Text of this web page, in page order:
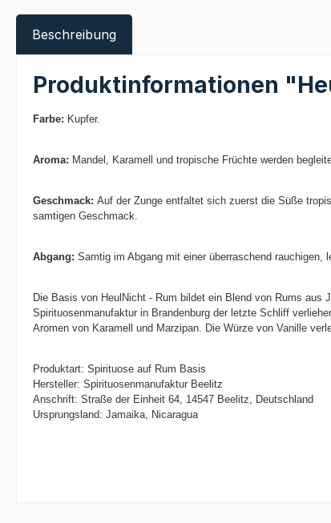
Beschreibung
Produktinformationen
Farbe: Kupfer.
Aroma: Mandel, Karamell und tropische Früchte werden
Geschmack: Auf der Zunge entfaltet sich zuerst die Süße
samtigen Geschmack.
Abgang: Samtig im Abgang mit einer überraschend rauchigen,
Die Basis von HeulNicht - Rum bildet ein Blend von Rums aus
Spirituosenmanufaktur in Brandenburg der letzte Schliff
Aromen von Karamell und Marzipan. Die Würze von Vanille
Produktart: Spirituose auf Rum Basis
Hersteller: Spirituosenmanufaktur Beelitz
Anschrift: Straße der Einheit 64, 14547 Beelitz, Deutschland
Ursprungsland: Jamaika, Nicaragua